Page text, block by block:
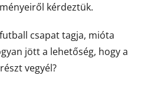
kérdeztük.
csapat tagja, mióta
jött a lehetőség, hogy a
vegyél?